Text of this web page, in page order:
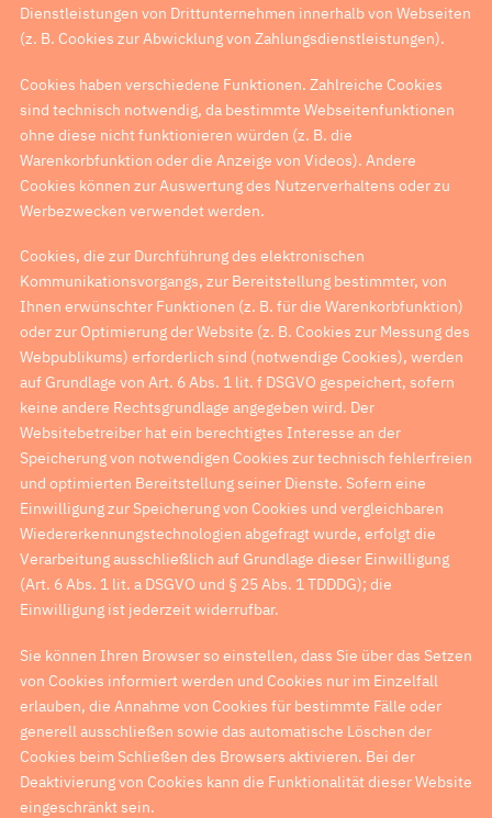
Dienstleistungen von Drittunternehmen innerhalb von Webseiten
(z. B. Cookies zur Abwicklung von Zahlungsdienstleistungen).
Cookies haben verschiedene Funktionen. Zahlreiche Cookies
sind technisch notwendig, da bestimmte Webseitenfunktionen
ohne diese nicht funktionieren würden (z. B. die
Warenkorbfunktion oder die Anzeige von Videos). Andere
Cookies können zur Auswertung des Nutzerverhaltens oder zu
Werbezwecken verwendet werden.
Cookies, die zur Durchführung des elektronischen
Kommunikationsvorgangs, zur Bereitstellung bestimmter, von
Ihnen erwünschter Funktionen (z. B. für die Warenkorbfunktion)
oder zur Optimierung der Website (z. B. Cookies zur Messung des
Webpublikums) erforderlich sind (notwendige Cookies), werden
auf Grundlage von Art. 6 Abs. 1 lit. f DSGVO gespeichert, sofern
keine andere Rechtsgrundlage angegeben wird. Der
Websitebetreiber hat ein berechtigtes Interesse an der
Speicherung von notwendigen Cookies zur technisch fehlerfreien
und optimierten Bereitstellung seiner Dienste. Sofern eine
Einwilligung zur Speicherung von Cookies und vergleichbaren
Wiedererkennungstechnologien abgefragt wurde, erfolgt die
Verarbeitung ausschließlich auf Grundlage dieser Einwilligung
(Art. 6 Abs. 1 lit. a DSGVO und § 25 Abs. 1 TDDDG); die
Einwilligung ist jederzeit widerrufbar.
Sie können Ihren Browser so einstellen, dass Sie über das Setzen
von Cookies informiert werden und Cookies nur im Einzelfall
erlauben, die Annahme von Cookies für bestimmte Fälle oder
generell ausschließen sowie das automatische Löschen der
Cookies beim Schließen des Browsers aktivieren. Bei der
Deaktivierung von Cookies kann die Funktionalität dieser Website
eingeschränkt sein.